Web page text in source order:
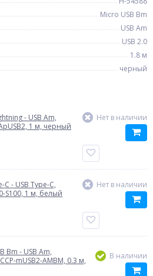
Micro USB Bm
USB Am
USB 2.0
1.8 м
черный
- USB Am,
ApUSB2, 1 м, черный
Нет в наличии
C - USB Type-C,
S100, 1 м, белый
Нет в наличии
Bm - USB Am,
mUSB2-AMBM, 0.3 м,
В наличии